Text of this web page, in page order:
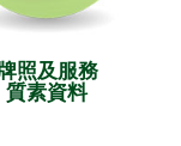
照及服務
質素資料